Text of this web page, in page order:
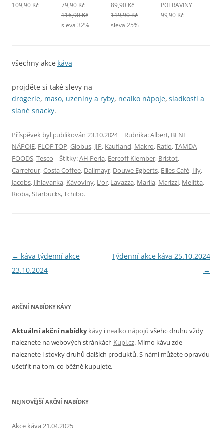
109,90 Kč
79,90 Kč
116,90 Kč
sleva 32%
89,90 Kč
119,90 Kč
sleva 25%
POTRAVINY
99,90 Kč
všechny akce káva
projděte si také slevy na
drogerie, maso, uzeniny a ryby, nealko nápoje, sladkosti a
slané snacky.
Příspěvek byl publikován 23.10.2024| Rubrika:Albert, BENE
NÁPOJE, FLOP TOP,Globus, JIP, Kaufland, Makro, Ratio,TAMDA
FOODS,Tesco | Štítky:AH Perla, Bercoff Klember, Bristot,
Carrefour,Costa Coffee, Dallmayr, Douwe Egberts, Eilles Café, Illy,
Jacobs, Jihlavanka, Kávoviny, L’or, Lavazza, Marila, Marizzi, Melitta,
Rioba,Starbucks,Tchibo.
Navigace
pro
← káva týdenní akce
23.10.2024
Týdenní akce káva 25.10.2024
→
AKČNÍ NABÍDKY KÁVY
Aktuální akční nabídky kávy i nealko nápojů všeho druhu vždy
naleznete na webových stránkách Kupi.cz. Mimo kávu zde
naleznete i stovky druhů dalších produktů. S námi můžete opravdu
ušetřit na tom, co běžně kupujete.
NEJNOVĚJŠÍ AKČNÍ NABÍDKY
Akce káva 21.04.2025